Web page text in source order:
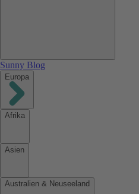
Sunny Blog
Europa
Afrika
Asien
Australien & Neuseeland